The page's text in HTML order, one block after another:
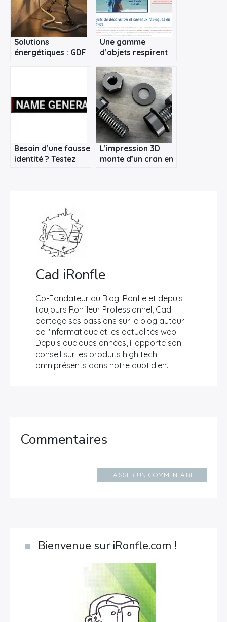
Solutions
énergétiques : GDF
Une gamme
d’objets respirent
français
Besoin d’une fausse
identité ? Testez
L’impression 3D
monte d’un cran en
Cad iRonfle
Co-Fondateur du Blog iRonfle et depuis
toujours Ronfleur Professionnel, Cad
partage ses passions sur le blog autour
de l'informatique et les actualités web.
Depuis quelques années, il apporte son
conseil sur les produits high tech
omniprésents dans notre quotidien.
Commentaires
LAISSER UN COMMENTAIRE
Bienvenue sur iRonfle.com !
Rechercher
: